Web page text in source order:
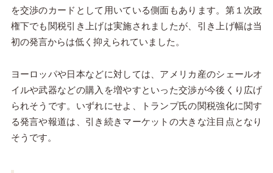
を交渉のカードとして用いている側面もあります。第１次政
権下でも関税引き上げは実施されましたが、引き上げ幅は当
初の発言からは低く抑えられていました。
ヨーロッパや日本などに対しては、アメリカ産のシェールオ
イルや武器などの購入を増やすといった交渉が今後くり広げ
られそうです。いずれにせよ、トランプ氏の関税強化に関す
る発言や報道は、引き続きマーケットの大きな注目点となり
そうです。